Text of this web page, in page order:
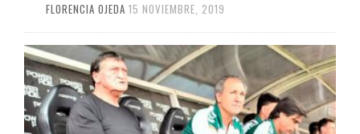
FLORENCIA OJEDA 15 NOVIEMBRE, 2019